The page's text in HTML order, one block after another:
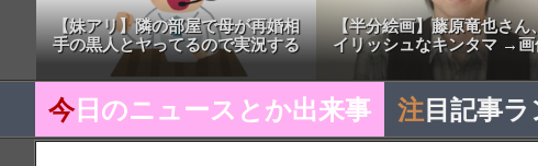
【妹アリ】隣の部屋で母が再婚相
手の黒人とヤってるので実況する
【半分絵画】藤原竜也さん
イリッシュなキンタマ →画
今日のニュースとか出来事 注 目記事